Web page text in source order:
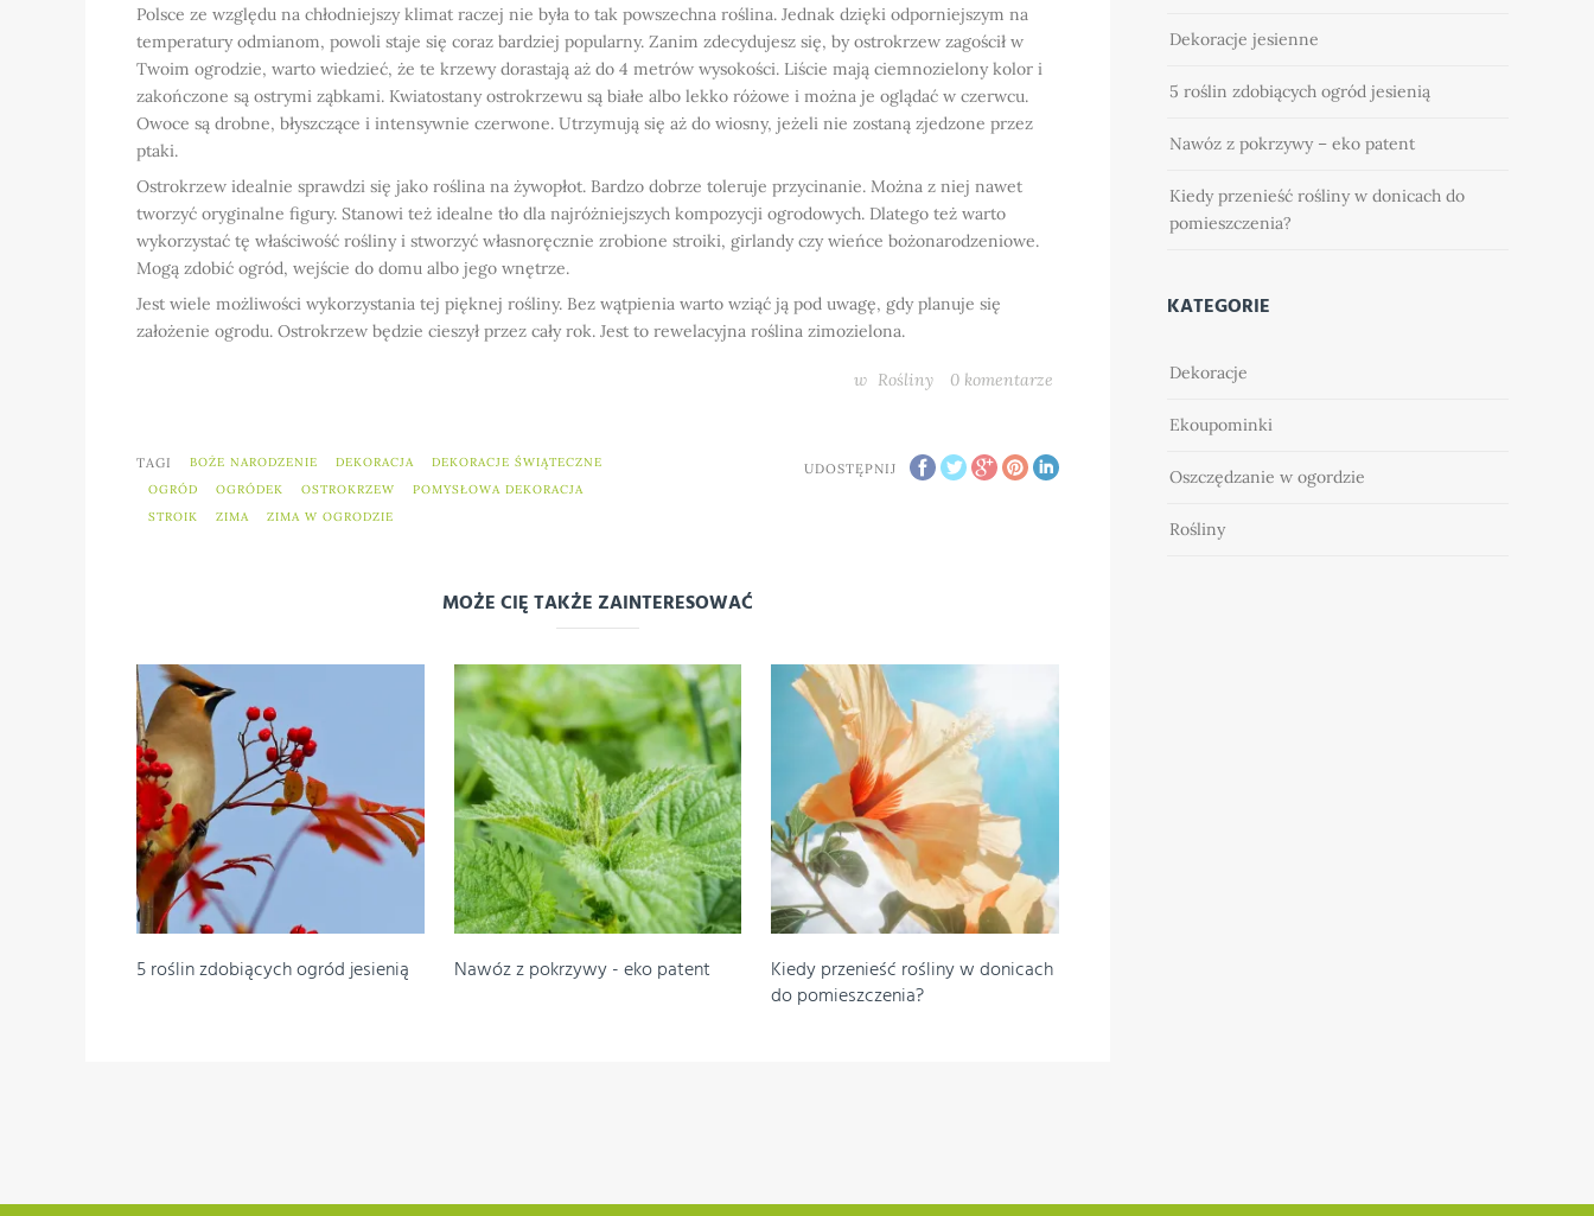
Polsce ze względu na chłodniejszy klimat raczej nie była to tak powszechna roślina. Jednak dzięki odporniejszym na
temperatury odmianom, powoli staje się coraz bardziej popularny. Zanim zdecydujesz się, by ostrokrzew zagościł w
Twoim ogrodzie, warto wiedzieć, że te krzewy dorastają aż do 4 metrów wysokości. Liście mają ciemnozielony kolor i
zakończone są ostrymi ząbkami. Kwiatostany ostrokrzewu są białe albo lekko różowe i można je oglądać w czerwcu.
Owoce są drobne, błyszczące i intensywnie czerwone. Utrzymują się aż do wiosny, jeżeli nie zostaną zjedzone przez
ptaki.
Ostrokrzew idealnie sprawdzi się jako roślina na żywopłot. Bardzo dobrze toleruje przycinanie. Można z niej nawet
tworzyć oryginalne figury. Stanowi też idealne tło dla najróżniejszych kompozycji ogrodowych. Dlatego też warto
wykorzystać tę właściwość rośliny i stworzyć własnoręcznie zrobione stroiki, girlandy czy wieńce bożonarodzeniowe.
Mogą zdobić ogród, wejście do domu albo jego wnętrze.
Jest wiele możliwości wykorzystania tej pięknej rośliny. Bez wątpienia warto wziąć ją pod uwagę, gdy planuje się
założenie ogrodu. Ostrokrzew będzie cieszył przez cały rok. Jest to rewelacyjna roślina zimozielona.
w Rośliny 0 komentarze
UDOSTĘPNIJ
TAGI BOŻE NARODZENIE DEKORACJA
DEKORACJE ŚWIĄTECZNE
OGRÓD
OGRÓDEK OSTROKRZEW
POMYSŁOWA DEKORACJA
STROIK
ZIMA ZIMA W OGRODZIE
MOŻE CIĘ TAKŻE ZAINTERESOWAĆ
5 roślin zdobiących ogród jesienią Nawóz z pokrzywy - eko patent
Kiedy przenieść rośliny w donicach
do pomieszczenia?
Dekoracje jesienne
5 roślin zdobiących ogród jesienią
Nawóz z pokrzywy – eko patent
Kiedy przenieść rośliny w donicach do
pomieszczenia?
KATEGORIE
Dekoracje
Ekoupominki
Oszczędzanie w ogordzie
Rośliny